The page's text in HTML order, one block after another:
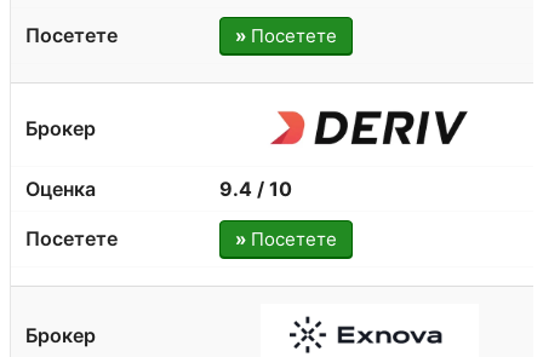
»Посетете
9.4 / 10
»Посетете